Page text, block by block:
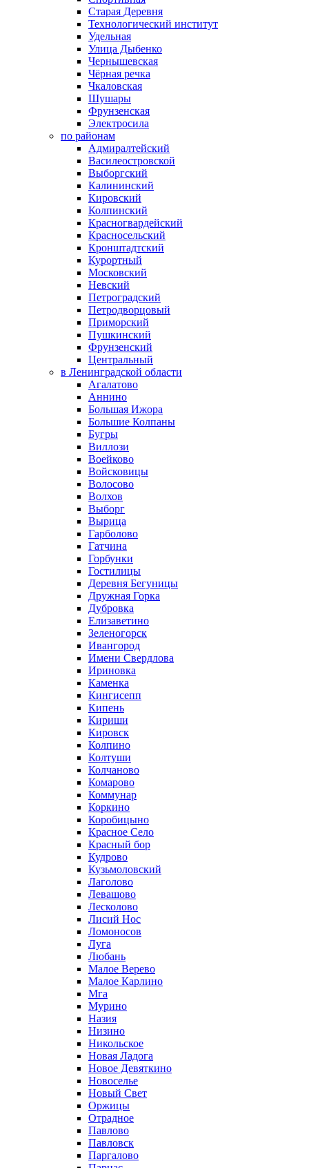
Старая Деревня
Технологический институт
Удельная
Улица Дыбенко
Чернышевская
Чёрная речка
Чкаловская
Шушары
Фрунзенская
Электросила
по районам
Адмиралтейский
Василеостровской
Выборгский
Калининский
Кировский
Колпинский
Красногвардейский
Красносельский
Кронштадтский
Курортный
Московский
Невский
Петроградский
Петродворцовый
Приморский
Пушкинский
Фрунзенский
Центральный
в Ленинградской области
Агалатово
Аннино
Большая Ижора
Большие Колпаны
Бугры
Виллози
Воейково
Войсковицы
Волосово
Волхов
Выборг
Вырица
Гарболово
Гатчина
Горбунки
Гостилицы
Деревня Бегуницы
Дружная Горка
Дубровка
Елизаветино
Зеленогорск
Ивангород
Имени Свердлова
Ириновка
Каменка
Кингисепп
Кипень
Кириши
Кировск
Колпино
Колтуши
Колчаново
Комарово
Коммунар
Коркино
Коробицыно
Красное Село
Красный бор
Кудрово
Кузьмоловский
Лаголово
Левашово
Лесколово
Лисий Нос
Ломоносов
Луга
Любань
Малое Верево
Малое Карлино
Мга
Мурино
Назия
Низино
Никольское
Новая Ладога
Новое Девяткино
Новоселье
Новый Свет
Оржицы
Отрадное
Павлово
Павловск
Паргалово